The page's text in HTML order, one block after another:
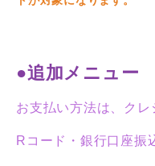
●追加メニュー
お支払い方法は、ク
Rコード・銀行口座振